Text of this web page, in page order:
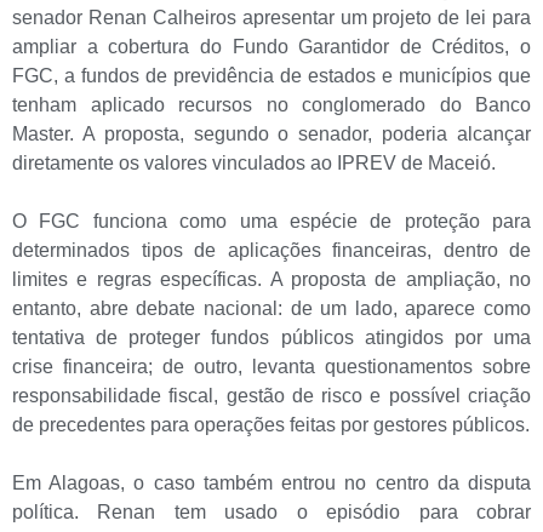
senador Renan Calheiros apresentar um projeto de lei para
ampliar a cobertura do Fundo Garantidor de Créditos, o
FGC, a fundos de previdência de estados e municípios que
tenham aplicado recursos no conglomerado do Banco
Master. A proposta, segundo o senador, poderia alcançar
diretamente os valores vinculados ao IPREV de Maceió.
O FGC funciona como uma espécie de proteção para
determinados tipos de aplicações financeiras, dentro de
limites e regras específicas. A proposta de ampliação, no
entanto, abre debate nacional: de um lado, aparece como
tentativa de proteger fundos públicos atingidos por uma
crise financeira; de outro, levanta questionamentos sobre
responsabilidade fiscal, gestão de risco e possível criação
de precedentes para operações feitas por gestores públicos.
Em Alagoas, o caso também entrou no centro da disputa
política. Renan tem usado o episódio para cobrar